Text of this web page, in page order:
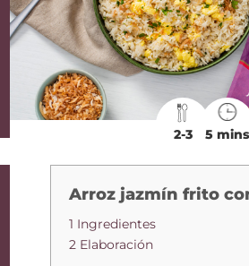
2-3 5 mins
Arroz jazmín frito
1 Ingredientes
2 Elaboración